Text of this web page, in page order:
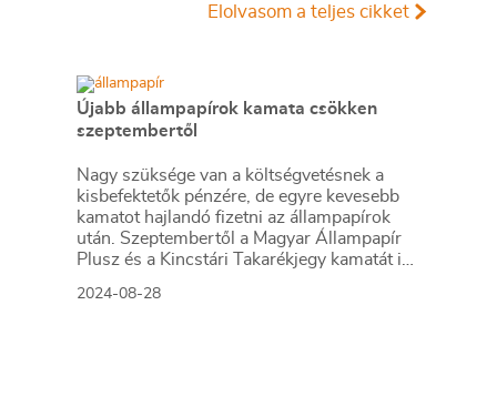
Elolvasom a teljes cikket
Újabb állampapírok kamata csökken
szeptembertől
Nagy szüksége van a költségvetésnek a
kisbefektetők pénzére, de egyre kevesebb
kamatot hajlandó fizetni az állampapírok
után. Szeptembertől a Magyar Állampapír
Plusz és a Kincstári Takarékjegy kamatát is
2024-08-28